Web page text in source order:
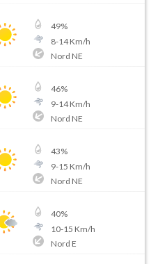
49%
8-14Km/h
Nord NE
46%
9-14Km/h
Nord NE
43%
9-15 Km/h
Nord NE
40%
10-15 Km/h
Nord E